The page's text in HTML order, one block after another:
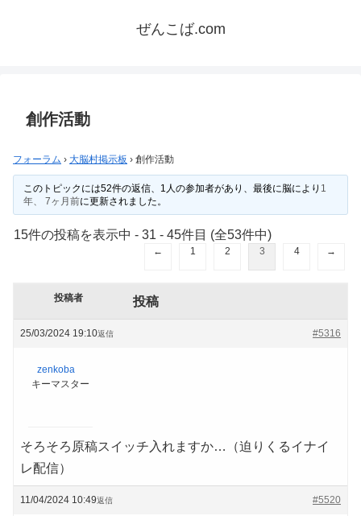
ぜんこば.com
創作活動
フォーラム › 大脳村掲示板 › 創作活動
このトピックには52件の返信、1人の参加者があり、最後に脳により 1
年、 7ヶ月前に更新されました。
15件の投稿を表示中 - 31 - 45件目 (全53件中)
← 1 2 3 4 →
投稿者 投稿
25/03/2024 19:10 #5316
返信
zenkoba
キーマスター
そろそろ原稿スイッチ入れますか…（迫りくるイナイ
レ配信）
11/04/2024 10:49 #5520
返信